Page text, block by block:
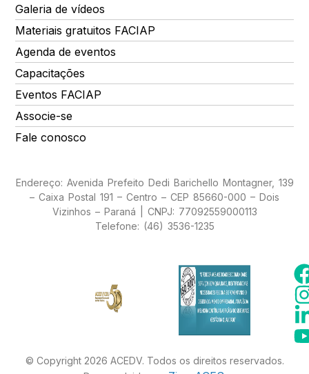
Galeria de vídeos
Materiais gratuitos FACIAP
Agenda de eventos
Capacitações
Eventos FACIAP
Associe-se
Fale conosco
Endereço: Avenida Prefeito Dedi Barichello Montagner, 139
– Caixa Postal 191 – Centro – CEP 85660-000 – Dois
Vizinhos – Paraná | CNPJ: 77092559000113
Telefone: (46) 3536-1235
© Copyright 2026 ACEDV. Todos os direitos reservados.